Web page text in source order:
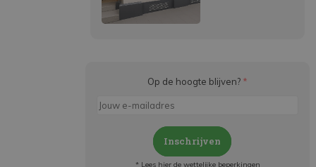
Op de hoogte blijven? *
Inschrijven
* Lees hier de wettelijke beperkingen